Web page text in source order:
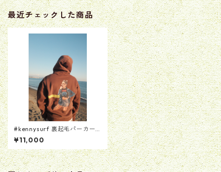
最近チェックした商品
#kennysurf 裏起毛パーカー
[ブラウン]
¥11,000